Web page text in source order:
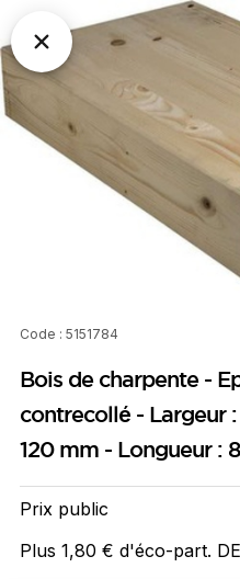
Code : 5151784
Bois de charpente -
contrecollé - Largeur
120 mm - Longueur :
Prix public
Plus 1,80 € d'éco-part.